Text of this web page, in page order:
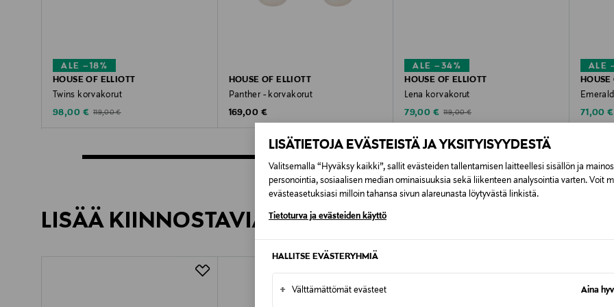
LISÄTIETOJA EVÄSTEISTÄ JA YKSITYISYYDESTÄ
Valitsemalla “Hyväksy kaikki”, sallit evästeiden tallentamisen laitteellesi sisällön ja
personointia, sosiaalisen median ominaisuuksia sekä liikenteen analysointia varten. Voit
evästeasetuksiasi milloin tahansa sivun alareunasta löytyvästä linkistä.
Tietoturva ja evästeiden käyttö
HALLITSE EVÄSTERYHMIÄ
+ Välttämättömät evästeet Aina
ALE –18%
HOUSE OF ELLIOTT
Twins korvakorut
Discounted Price
98,00 € Original Price
119,00 €
HOUSE OF ELLIOTT
Panther - korvakorut
Original Price
169,00 €
ALE –34%
HOUSE OF ELLIOTT
Lena korvakorut
Discounted Price
79,00 € Original Price
119,00 €
ALE
HOUSE
71,00 €
LISÄÄ KIINNOSTAVIA TUOTTEITA
ONLINE EXCLUSIVE